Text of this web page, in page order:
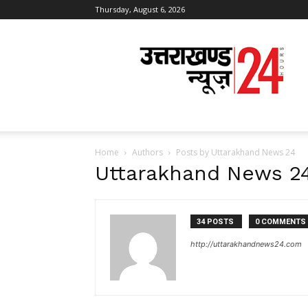
Thursday, August 6, 2026
Uttarakhand
News
24
Home Authors Posts by Uttarakhand News 24
Uttarakhand News
34 POSTS 0 COMMENTS
http://uttarakhandnews24.com